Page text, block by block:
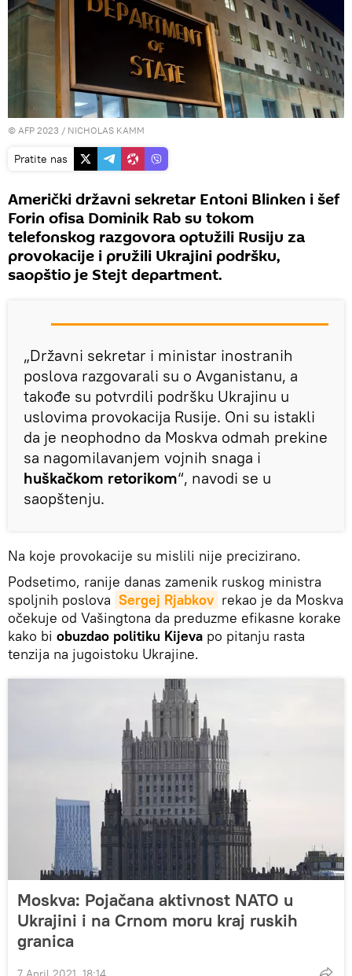
© AFP 2023 / NICHOLAS KAMM
Pratite nas
Američki državni sekretar Entoni Blinken i šef
Forin ofisa Dominik Rab su tokom
telefonskog razgovora optužili Rusiju za
provokacije i pružili Ukrajini podršku,
saopštio je Stejt department.
„Državni sekretar i ministar inostranih
poslova razgovarali su o Avganistanu, a
takođe su potvrdili podršku Ukrajinu u
uslovima provokacija Rusije. Oni su istakli
da je neophodno da Moskva odmah prekine
sa nagomilavanjem vojnih snaga i
huškačkom retorikom“, navodi se u
saopštenju.
Na koje provokacije su mislili nije precizirano.
Podsetimo, ranije danas zamenik ruskog ministra
spoljnih poslova Sergej Rjabkov rekao je da Moskva
očekuje od Vašingtona da preduzme efikasne korake
kako bi obuzdao politiku Kijeva po pitanju rasta
tenzija na jugoistoku Ukrajine.
Moskva: Pojačana aktivnost NATO u
Ukrajini i na Crnom moru kraj ruskih
granica